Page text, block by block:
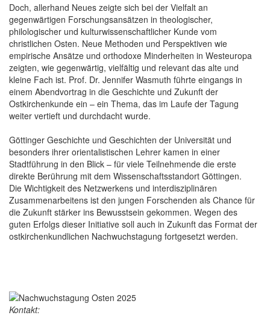
Doch, allerhand Neues zeigte sich bei der Vielfalt an
gegenwärtigen Forschungsansätzen in theologischer,
philologischer und kulturwissenschaftlicher Kunde vom
christlichen Osten. Neue Methoden und Perspektiven wie
empirische Ansätze und orthodoxe Minderheiten in Westeuropa
zeigten, wie gegenwärtig, vielfältig und relevant das alte und
kleine Fach ist. Prof. Dr. Jennifer Wasmuth führte eingangs in
einem Abendvortrag in die Geschichte und Zukunft der
Ostkirchenkunde ein – ein Thema, das im Laufe der Tagung
weiter vertieft und durchdacht wurde.
Göttinger Geschichte und Geschichten der Universität und
besonders ihrer orientalistischen Lehrer kamen in einer
Stadtführung in den Blick – für viele Teilnehmende die erste
direkte Berührung mit dem Wissenschaftsstandort Göttingen.
Die Wichtigkeit des Netzwerkens und interdisziplinären
Zusammenarbeitens ist den jungen Forschenden als Chance für
die Zukunft stärker ins Bewusstsein gekommen. Wegen des
guten Erfolgs dieser Initiative soll auch in Zukunft das Format der
ostkirchenkundlichen Nachwuchstagung fortgesetzt werden.
Kontakt: